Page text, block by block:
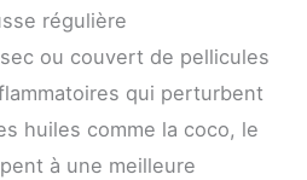
régulière
ou couvert de pellicules
qui perturbent
huiles comme la coco, le
à une meilleure